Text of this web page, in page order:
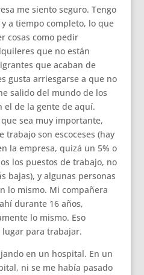
me siento seguro. Tengo
a tiempo completo, lo que
cosas como pedir
que no están
que acaban de
gusta arriesgarse a que no
salido del mundo de los
el de la gente de aquí.
sea muy importante,
trabajo son escoceses (hay
la empresa, quizá un 5% o
los puestos de trabajo, no
bajas), y algunas personas
lo mismo. Mi compañera
durante 16 años,
lo mismo. Eso
para trabajar.
en un hospital. En un
ni se me había pasado